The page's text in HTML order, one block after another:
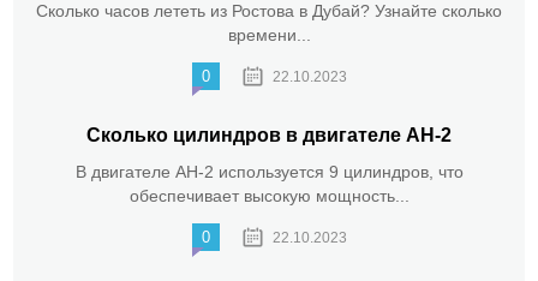
Сколько часов лететь из Ростова в Дубай? Узнайте сколько
времени...
0 22.10.2023
Сколько цилиндров в двигателе АН-2
В двигателе АН-2 используется 9 цилиндров, что
обеспечивает высокую мощность...
0 22.10.2023